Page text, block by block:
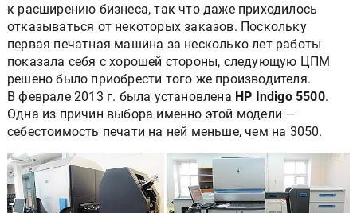
к расширению бизнеса, так что даже приходилось
отказываться от некоторых заказов. Поскольку
первая печатная машина за несколько лет работы
показала себя с хорошей стороны, следующую ЦПМ
решено было приобрести того же производителя.
В феврале 2013 г. была установлена HP Indigo 5500.
Одна из причин выбора именно этой модели —
себестоимость печати на ней меньше, чем на 3050.